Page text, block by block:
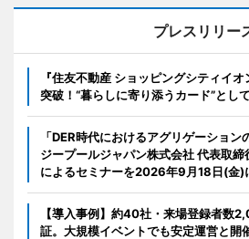
プレスリリー
『住友不動産 ショッピングシティイ
突破！“暮らしに寄り添うカード”とし
「DER時代におけるアグリゲーショ
ジープールジャパン株式会社 代表取
によるセミナーを2026年9月18日(金)
【導入事例】約40社・来場登録者数
証。大規模イベントでも安定運営と開